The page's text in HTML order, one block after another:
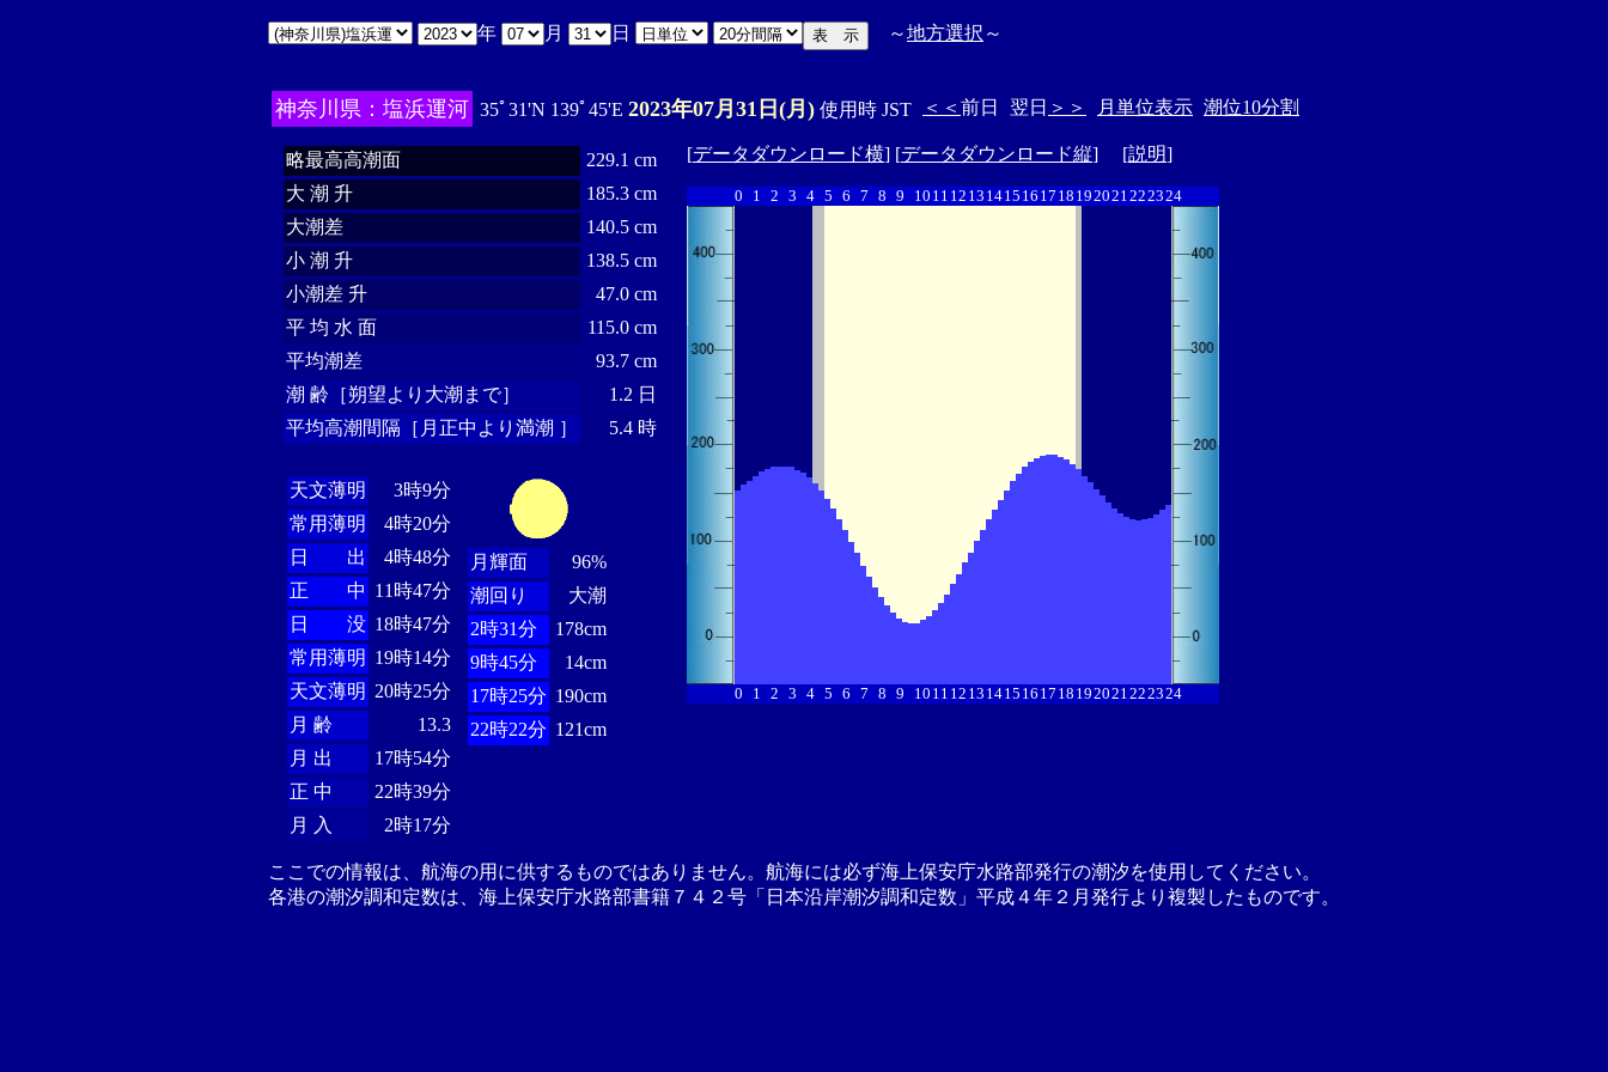
年 月 日 ～地方選択 ～
神奈川県：塩浜運河 35ﾟ31'N 139ﾟ45'E 2023年07月31日(月) 使用時 JST ＜＜ 前日 翌日 ＞＞ 月単位表示 潮位10分割
略最高高潮面
229.1 cm
大 潮 升
185.3 cm
大潮差
140.5 cm
小 潮 升
138.5 cm
小潮差 升
47.0 cm
平 均 水 面
115.0 cm
平均潮差
93.7 cm
潮 齢［朔望より大潮まで］
1.2 日
平均高潮間隔［月正中より満潮 ］
5.4 時
天文薄明
3時9分
常用薄明
4時20分
日 出
4時48分
正 中 11時47分
日 没 18時47分
常用薄明 19時14分
天文薄明 20時25分
月 齢
13.3
月 出
17時54分
正 中
22時39分
月 入
2時17分
月輝面
96%
潮回り
大潮
2時31分
178cm
9時45分
14cm
17時25分 190cm
22時22分 121cm
[データダウンロード横] [データダウンロード縦] [説明]
0 1 2 3 4 5 6 7 8 9 10 11 12 13 1415 16 17 18 192021222324
0 1 2 3 4 5 6 7 8 9 10 11 12 13 1415 16 17 18 192021222324
ここでの情報は、航海の用に供するものではありません。航海には必ず海上保安庁水路部発行の潮汐を使用してください。
各港の潮汐調和定数は、海上保安庁水路部書籍７４２号「日本沿岸潮汐調和定数」平成４年２月発行より複製したものです。